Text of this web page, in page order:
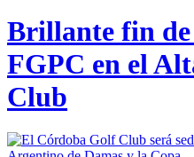
Brillante fin de
FGPC en el
Club